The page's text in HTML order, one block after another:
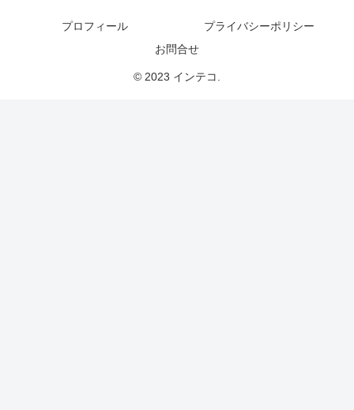
プロフィール
プライバシーポリシー
お問合せ
© 2023 インテコ.